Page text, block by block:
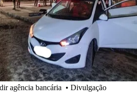
agência bancária • Divulgação